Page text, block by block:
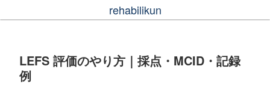
rehabilikun
LEFS 評価のやり方｜採点・MCID・記録
例